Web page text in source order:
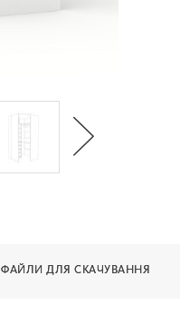
ФАЙЛИ ДЛЯ СКАЧУВАННЯ